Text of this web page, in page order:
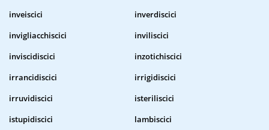
inveiscici
inverdiscici
invigliacchiscici
inviliscici
inviscidiscici
inzotichiscici
irrancidiscici
irrigidiscici
irruvidiscici
isteriliscici
istupidiscici
lambiscici